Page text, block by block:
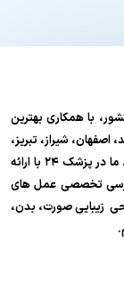
کشور، با همکاری بهترین
اصفهان، شیراز، تبریز،
رشت و…، به عنوان مرجع زیبایی کشور شناخته می‌شود. ما در پزشک ۲۴ با ارائه
بررسی تخصصی عمل های
زیبایی صورت، بدن،